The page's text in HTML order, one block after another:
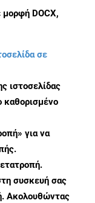
μορφή DOCX,
σε
ιστοσελίδας
καθορισμένο
για να
συσκευή σας
Ακολουθώντας